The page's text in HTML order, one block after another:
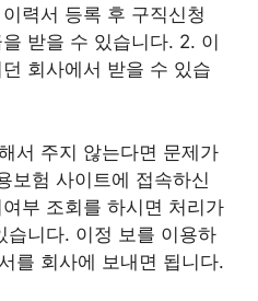
력서 등록 후 구직신청
받을 수 있습니다. 2. 이
회사에서 받을 수 있습
서 주지 않는다면 문제가
보험 사이트에 접속하신
부 조회를 하시면 처리가
습니다. 이정 보를 이용하
를 회사에 보내면 됩니다.